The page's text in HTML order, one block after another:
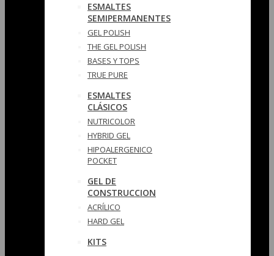
ESMALTES
SEMIPERMANENTES
GEL POLISH
THE GEL POLISH
BASES Y‎ TOPS
TRUE PURE
ESMALTES
CLÁSICOS
NUTRICOLOR
HYBRID GEL
HIPOALERGENICO
POCKET
GEL DE
CONSTRUCCION
ACRÍLICO
HARD GEL
KITS